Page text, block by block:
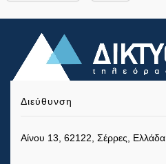
Διεύθυνση
Αίνου 13, 62122, Σέρρες, Ελλάδα